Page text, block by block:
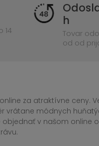
14
h
Tovar
od od
za atraktívne ceny.
vrátane módnych
objednať v našom online